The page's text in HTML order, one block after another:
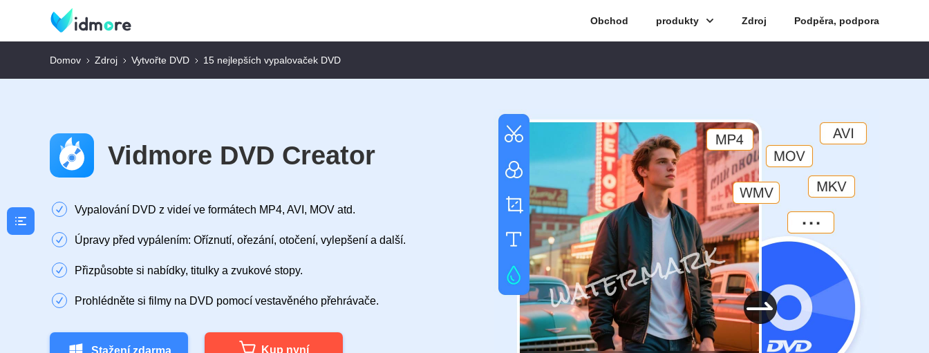
Obchod produkty Zdroj Podpěra, podpora
Domov Zdroj Vytvořte DVD 15 nejlepších vypalovaček DVD
Vidmore DVD Creator
Vypalování DVD z videí ve formátech MP4, AVI, MOV atd.
Úpravy před vypálením: Oříznutí, ořezání, otočení, vylepšení a další.
Přizpůsobte si nabídky, titulky a zvukové stopy.
Prohlédněte si filmy na DVD pomocí vestavěného přehrávače.
Stažení zdarma Kup nyní